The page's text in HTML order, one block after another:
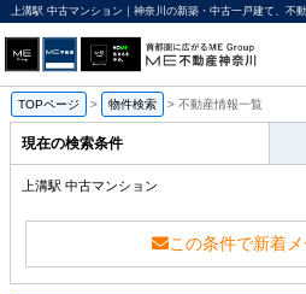
上溝駅 中古マンション｜神奈川の新築・中古一戸建て、不
TOPページ > 物件検索 > 不動産情報一覧
現在の検索条件
上溝駅 中古マンション
この条件で新着